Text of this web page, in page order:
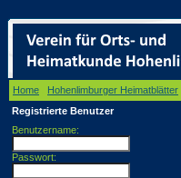
Home Hohenlimburger Heimatblätter
Registrierte Benutzer
Benutzername:
Passwort: